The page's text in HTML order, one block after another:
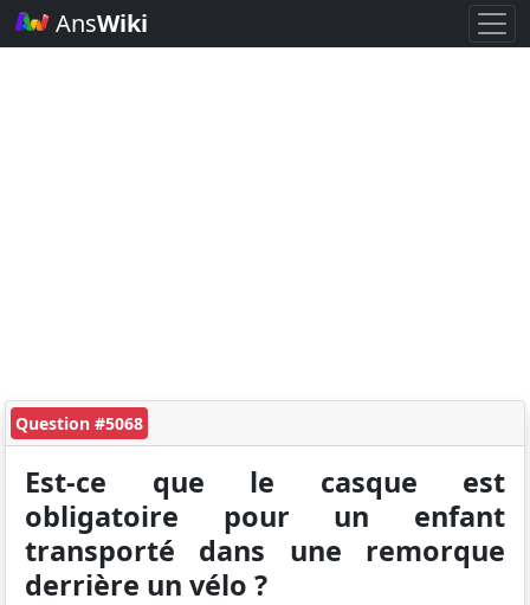
AnsWiki
Question #5068
Est-ce que le casque est
obligatoire pour un enfant
transporté dans une remorque
derrière un vélo ?